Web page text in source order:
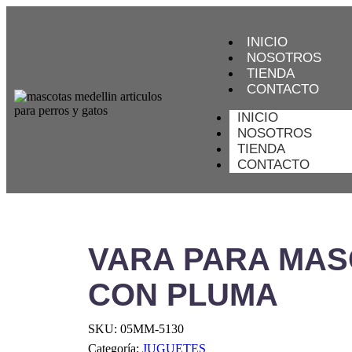
INICIO
NOSOTROS
TIENDA
CONTACTO
INICIO
NOSOTROS
TIENDA
CONTACTO
VARA PARA
CON PLUMA
SKU: 05MM-5130
Categoría: JUGUETES